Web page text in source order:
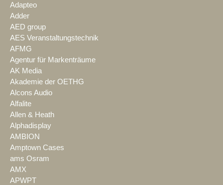
Adapteo
Adder
AED group
AES Veranstaltungstechnik
AFMG
Agentur für Markenträume
AK Media
Akademie der OETHG
Alcons Audio
Alfalite
Allen & Heath
Alphadisplay
AMBION
Amptown Cases
ams Osram
AMX
APWPT